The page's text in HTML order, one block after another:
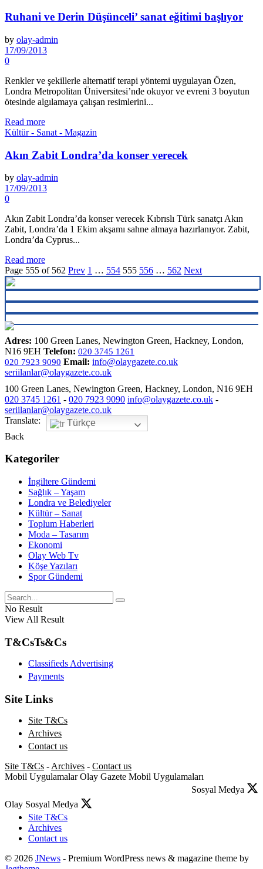
Ruhani ve Derin Düşünceli’ sanat eğitimi başlıyor
by olay-admin
17/09/2013
0
Renkler ve şekillerle alternatif terapi yöntemi uygulayan Özen,
Londra Metropolitan Üniversitesi’nde okuyor ve evreni 3 boyutun
ötesinde algılamaya çalışan resimlerini...
Read more
Kültür - Sanat - Magazin
Akın Zabit Londra’da konser verecek
by olay-admin
17/09/2013
0
Akın Zabit Londra’da konser verecek Kıbrıslı Türk sanatçı Akın
Zabit, Londra’da 1 Ekim akşamı sahne almaya hazırlanıyor. Zabit,
Londra’da Cyprus...
Read more
Page 555 of 562 Prev 1 … 554 555 556 … 562 Next
Adres: 100 Green Lanes, Newington Green, Hackney, London,
N16 9EH Telefon: 020 3745 1261
020 7923 9090 Email: info@olaygazete.co.uk
seriilanlar@olaygazete.co.uk
100 Green Lanes, Newington Green, Hackney, London, N16 9EH
020 3745 1261 - 020 7923 9090 info@olaygazete.co.uk -
seriilanlar@olaygazete.co.uk
Translate:
Türkçe
Back
Kategoriler
İngiltere Gündemi
Sağlık – Yaşam
Londra ve Belediyeler
Kültür – Sanat
Toplum Haberleri
Moda – Tasarım
Ekonomi
Olay Web Tv
Köşe Yazıları
Spor Gündemi
No Result
View All Result
T&CsTs&Cs
Classifieds Advertising
Payments
Site Links
Site T&Cs
Archives
Contact us
Site T&Cs - Archives - Contact us
Mobil Uygulamalar Olay Gazete Mobil Uygulamaları
Sosyal Medya
Olay Sosyal Medya
Site T&Cs
Archives
Contact us
© 2026 JNews - Premium WordPress news & magazine theme by